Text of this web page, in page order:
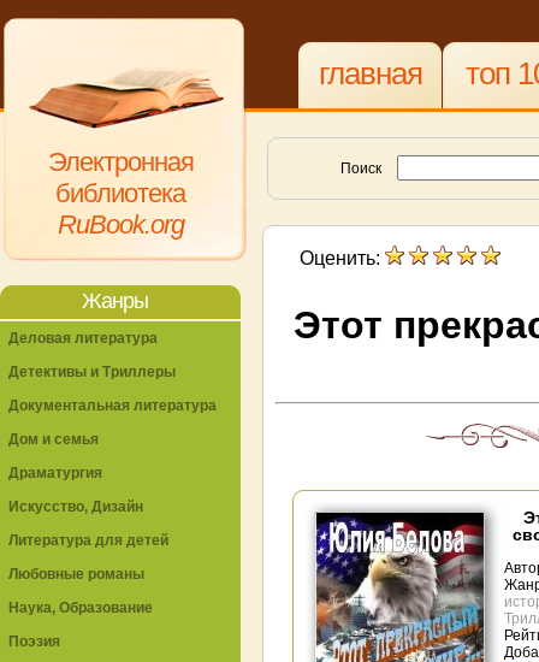
Электронная
библиотека
RuBook.org
главная топ
Поиск
Оценить:
Этот
Жанры
Деловая литература
Детективы и Триллеры
Документальная литература
Дом и семья
Драматургия
Искусство, Дизайн
Литература для детей
Любовные романы
Наука, Образование
Поэзия